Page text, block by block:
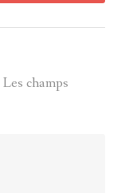
Les champs